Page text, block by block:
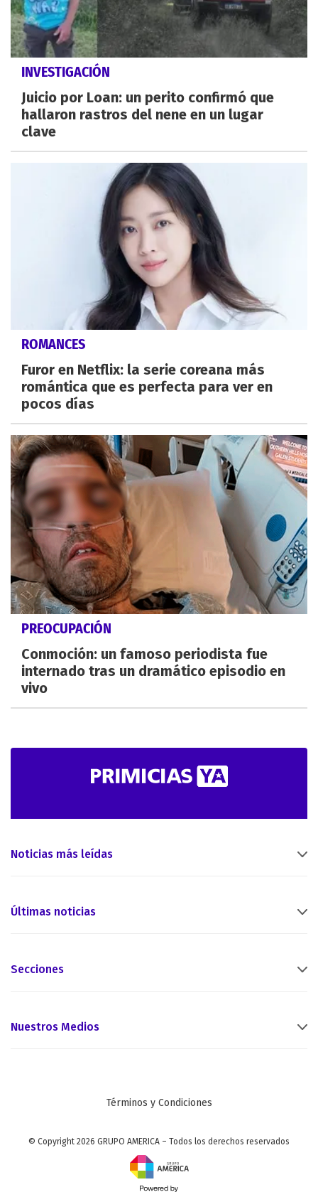
INVESTIGACIÓN
Juicio por Loan: un perito confirmó que
hallaron rastros del nene en un lugar
clave
ROMANCES
Furor en Netflix: la serie coreana más
romántica que es perfecta para ver en
pocos días
PREOCUPACIÓN
Conmoción: un famoso periodista fue
internado tras un dramático episodio en
vivo
Noticias más leídas
Últimas noticias
Secciones
Nuestros Medios
Términos y Condiciones
© Copyright 2026 GRUPO AMERICA – Todos los derechos reservados